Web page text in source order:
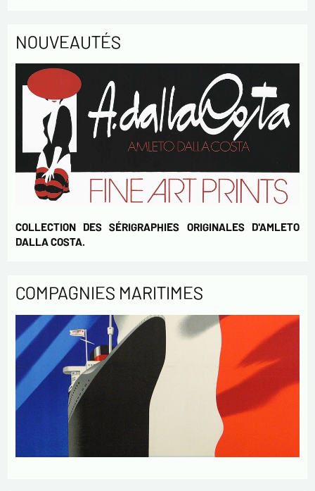
NOUVEAUTÉS
COLLECTION DES SÉRIGRAPHIES ORIGINALES D'AMLETO
DALLA COSTA.
COMPAGNIES MARITIMES